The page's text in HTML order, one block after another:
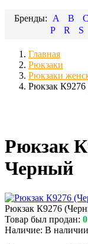
A B C
P
R S
Главная
Рюкзаки
Рюкзаки
Рюкзак
Рюкзак
Черный
Рюкзак К9276
Товар был продан: 0
Наличие: В наличии